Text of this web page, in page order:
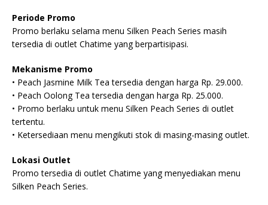
Periode Promo
Promo berlaku selama menu Silken Peach Series masih
tersedia di outlet Chatime yang berpartisipasi.
Mekanisme Promo
• Peach Jasmine Milk Tea tersedia dengan harga Rp. 29.000.
• Peach Oolong Tea tersedia dengan harga Rp. 25.000.
• Promo berlaku untuk menu Silken Peach Series di outlet
tertentu.
• Ketersediaan menu mengikuti stok di masing-masing outlet.
Lokasi Outlet
Promo tersedia di outlet Chatime yang menyediakan menu
Silken Peach Series.